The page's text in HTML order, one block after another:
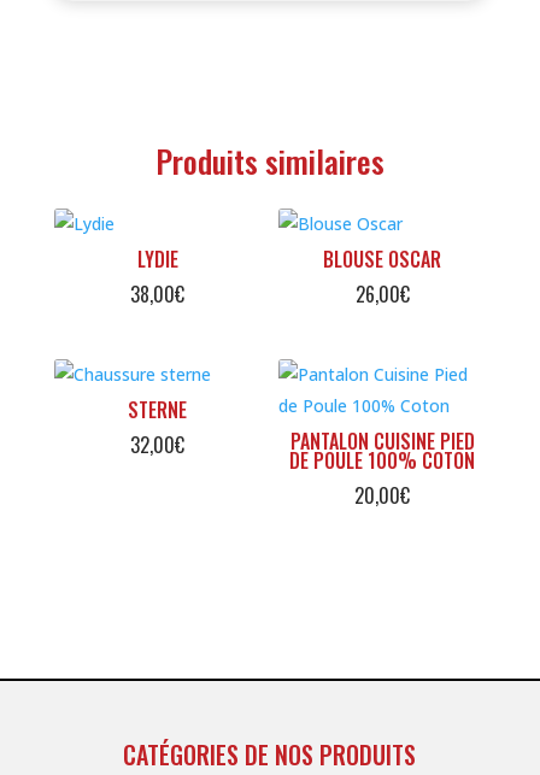
Produits similaires
LYDIE
38,00€
BLOUSE OSCAR
26,00€
STERNE
32,00€ PANTALON CUISINE PIED
DE POULE 100% COTON
20,00€
CATÉGORIES DE NOS PRODUITS